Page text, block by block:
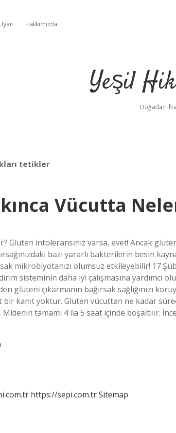
Hakkımızda
Yeşil
Doğadan
tetikler
Vücutta
Gluten intoleransınız varsa, evet! Ancak
bazı yararlı bakterilerin besin
mikrobiyotanızı olumsuz etkileyebilir! 17
sisteminin daha iyi çalışmasına yardımcı
glüteni çıkarmanın bağırsak sağlığınızı
kanıt yoktur. Gluten vücuttan ne kadar
tamamı 4 ila 5 saat içinde boşaltılır.
https://sepi.com.trSitemap